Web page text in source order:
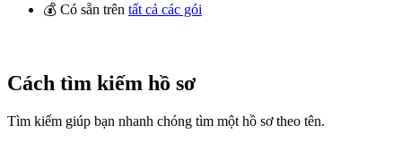
💰 Có sẵn trên tất cả các gói
Cách tìm kiếm hồ sơ
Tìm kiếm giúp bạn nhanh chóng tìm một hồ sơ theo tên.